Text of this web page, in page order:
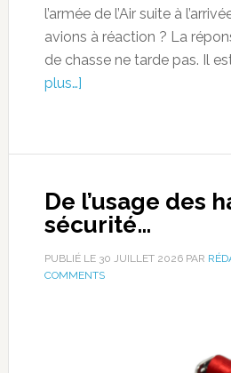
l’armée de l’Air suite à
avions à réaction ? La
de chasse ne tarde pas. Il
plus…]
De l’usage des
sécurité…
PUBLIÉ LE 30 JUILLET 2026PAR
COMMENTS